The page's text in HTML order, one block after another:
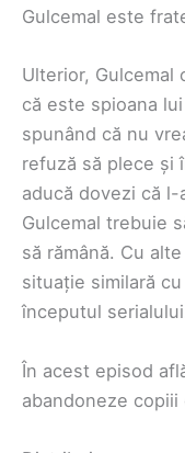
Gulcemal este
Ulterior, Gulcemal
că este spioana
spunând că nu
refuză să plece și
aducă dovezi că
Gulcemal trebuie
să rămână. Cu
situație similară
începutul
În acest episod
abandoneze